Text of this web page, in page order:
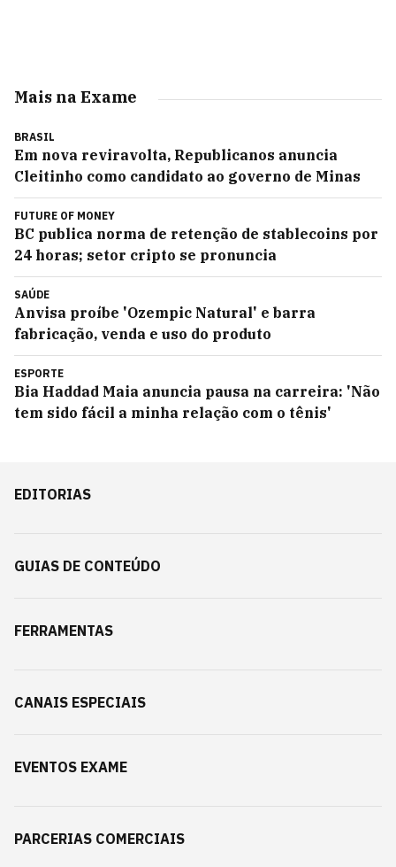
Mais na Exame
BRASIL
Em nova reviravolta, Republicanos anuncia
Cleitinho como candidato ao governo de Minas
FUTURE OF MONEY
BC publica norma de retenção de stablecoins por
24 horas; setor cripto se pronuncia
SAÚDE
Anvisa proíbe 'Ozempic Natural' e barra
fabricação, venda e uso do produto
ESPORTE
Bia Haddad Maia anuncia pausa na carreira: 'Não
tem sido fácil a minha relação com o tênis'
EDITORIAS
GUIAS DE CONTEÚDO
FERRAMENTAS
CANAIS ESPECIAIS
EVENTOS EXAME
PARCERIAS COMERCIAIS